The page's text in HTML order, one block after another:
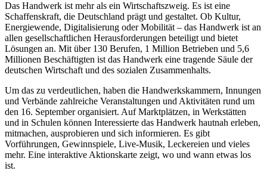
Das Handwerk ist mehr als ein Wirtschaftszweig. Es ist eine
Schaffenskraft, die Deutschland prägt und gestaltet. Ob Kultur,
Energiewende, Digitalisierung oder Mobilität – das Handwerk ist an
allen gesellschaftlichen Herausforderungen beteiligt und bietet
Lösungen an. Mit über 130 Berufen, 1 Million Betrieben und 5,6
Millionen Beschäftigten ist das Handwerk eine tragende Säule der
deutschen Wirtschaft und des sozialen Zusammenhalts.
Um das zu verdeutlichen, haben die Handwerkskammern, Innungen
und Verbände zahlreiche Veranstaltungen und Aktivitäten rund um
den 16. September organisiert. Auf Marktplätzen, in Werkstätten
und in Schulen können Interessierte das Handwerk hautnah erleben,
mitmachen, ausprobieren und sich informieren. Es gibt
Vorführungen, Gewinnspiele, Live-Musik, Leckereien und vieles
mehr. Eine interaktive Aktionskarte zeigt, wo und wann etwas los
ist.